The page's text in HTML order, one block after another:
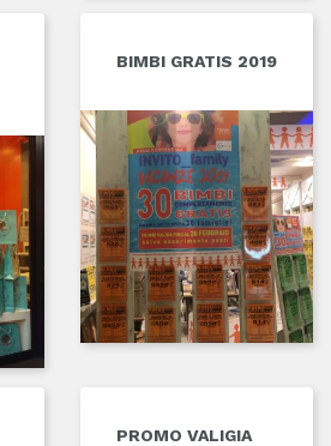
BIMBI GRATIS 2019
PROMO VALIGIA